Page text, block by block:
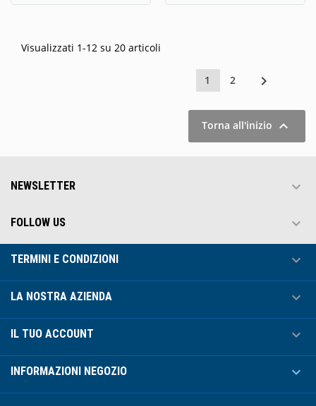
Visualizzati 1-12 su 20 articoli
1 2 
Torna all'inizio 
NEWSLETTER 
FOLLOW US 
TERMINI E CONDIZIONI 
LA NOSTRA AZIENDA 
IL TUO ACCOUNT 
INFORMAZIONI NEGOZIO 